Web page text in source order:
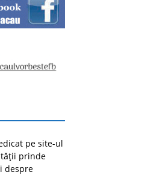
pe site-ul
prinde
despre